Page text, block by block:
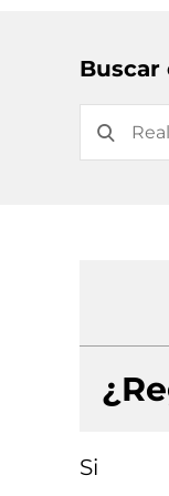
Buscar
Si